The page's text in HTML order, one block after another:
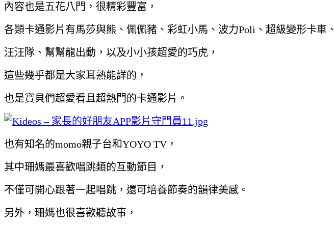
內容也是五花八門，很精彩豐富，
各類卡通影片有馬莎與熊、佩佩豬、彩虹小馬、波力Poli、超級變形卡車、
汪汪隊、幫幫龍出動，以及小小孩超愛的巧虎，
這些幾乎都是大家耳熟能詳的，
也是寶貝們超愛看且超熱門的卡通影片。
也有知名的momo親子台和YOYO TV，
其中珊媽最喜歡唱跳類的互動節目，
不僅可開心跟著一起唱跳，還可培養節奏的韻律美感。
另外，珊媽也很喜歡聽故事，